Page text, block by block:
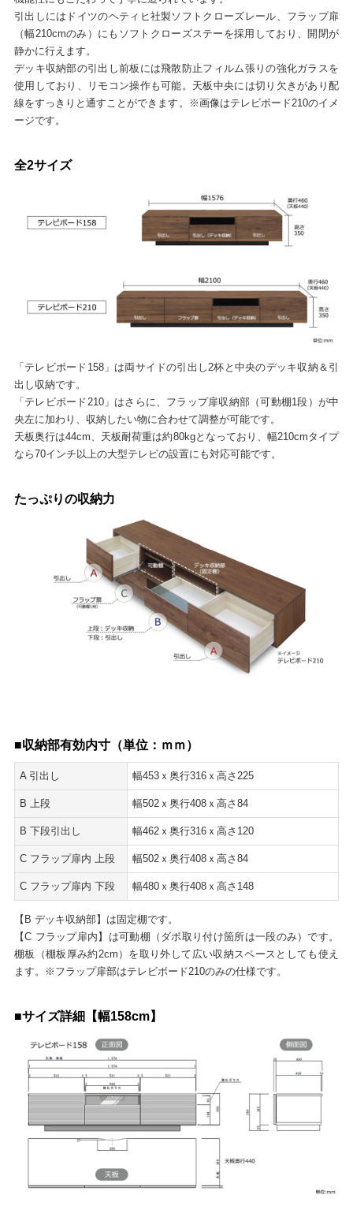
引出しにはドイツのヘティヒ社製ソフトクローズレール、フラップ扉
（幅210cmのみ）にもソフトクローズステーを採用しており、開閉が
静かに行えます。
デッキ収納部の引出し前板には飛散防止フィルム張りの強化ガラスを
使用しており、リモコン操作も可能。天板中央には切り欠きがあり配
線をすっきりと通すことができます。※画像はテレビボード210のイメ
ージです。
全2サイズ
「テレビボード158」は両サイドの引出し2杯と中央のデッキ収納＆引
出し収納です。
「テレビボード210」はさらに、フラップ扉収納部（可動棚1段）が中
央左に加わり、収納したい物に合わせて調整が可能です。
天板奥行は44cm、天板耐荷重は約80kgとなっており、幅210cmタイプ
なら70インチ以上の大型テレビの設置にも対応可能です。
たっぷりの収納力
■収納部有効内寸（単位：ｍｍ）
A 引出し 幅453ｘ奥行316ｘ高さ225
B 上段 幅502ｘ奥行408ｘ高さ84
B 下段引出し 幅462ｘ奥行316ｘ高さ120
C フラップ扉内 上段 幅502ｘ奥行408ｘ高さ84
C フラップ扉内 下段 幅480ｘ奥行408ｘ高さ148
【B デッキ収納部】は固定棚です。
【C フラップ扉内】は可動棚（ダボ取り付け箇所は一段のみ）です。
棚板（棚板厚み約2cm）を取り外して広い収納スペースとしても使え
ます。※フラップ扉部はテレビボード210のみの仕様です。
■サイズ詳細【幅158cm】